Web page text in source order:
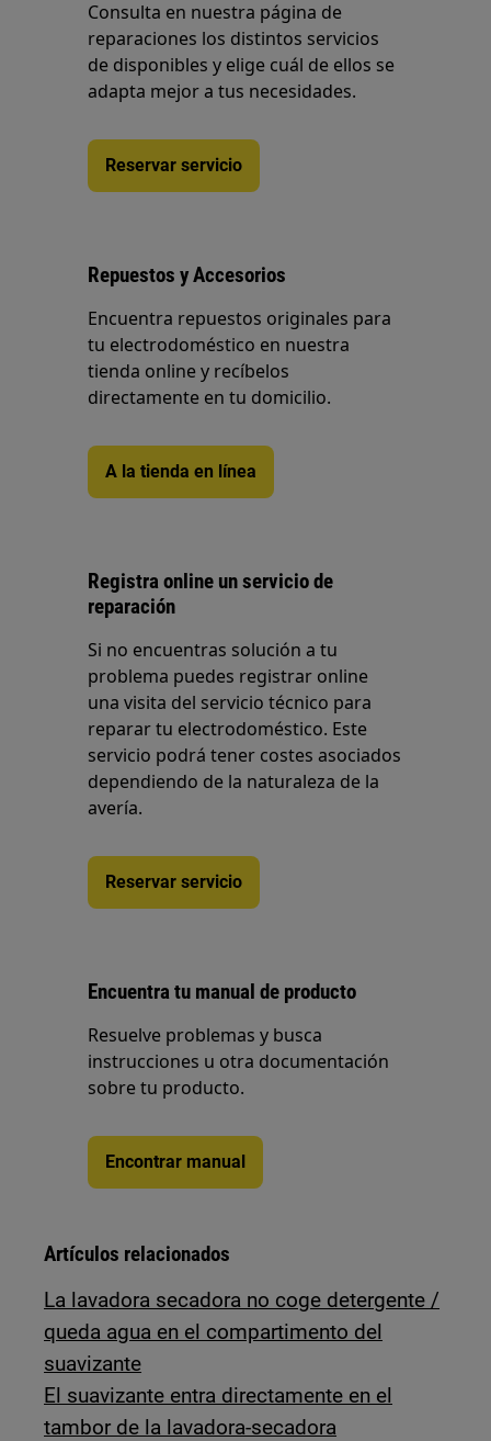
Consulta en nuestra página de
reparaciones los distintos servicios
de disponibles y elige cuál de ellos se
adapta mejor a tus necesidades.
Reservar servicio
Repuestos y Accesorios
Encuentra repuestos originales para
tu electrodoméstico en nuestra
tienda online y recíbelos
directamente en tu domicilio.
A la tienda en línea
Registra online un servicio de
reparación
Si no encuentras solución a tu
problema puedes registrar online
una visita del servicio técnico para
reparar tu electrodoméstico. Este
servicio podrá tener costes asociados
dependiendo de la naturaleza de la
avería.
Reservar servicio
Encuentra tu manual de producto
Resuelve problemas y busca
instrucciones u otra documentación
sobre tu producto.
Encontrar manual
Artículos relacionados
La lavadora secadora no coge detergente /
queda agua en el compartimento del
suavizante
El suavizante entra directamente en el
tambor de la lavadora-secadora